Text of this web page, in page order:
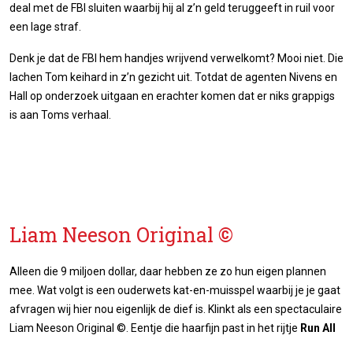
deal met de FBI sluiten waarbij hij al z’n geld teruggeeft in ruil voor
een lage straf.
Denk je dat de FBI hem handjes wrijvend verwelkomt? Mooi niet. Die
lachen Tom keihard in z’n gezicht uit. Totdat de agenten Nivens en
Hall op onderzoek uitgaan en erachter komen dat er niks grappigs
is aan Toms verhaal.
Liam Neeson Original ©
Alleen die 9 miljoen dollar, daar hebben ze zo hun eigen plannen
mee. Wat volgt is een ouderwets kat-en-muisspel waarbij je je gaat
afvragen wij hier nou eigenlijk de dief is. Klinkt als een spectaculaire
Liam Neeson Original ©. Eentje die haarfijn past in het rijtje Run All